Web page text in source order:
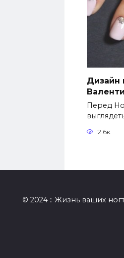
Дизайн
Перед
2.6к.
© 2024 :: Жизнь ваших